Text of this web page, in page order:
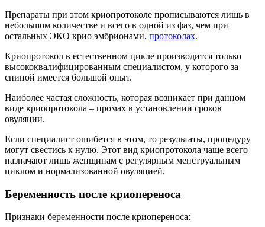
Препараты при этом криопротоколе прописываются лишь в
небольшом количестве и всего в одной из фаз, чем при
остальных ЭКО крио эмбрионами, протоколах.
Криопротокол в естественном цикле производится только
высококвалифицированным специалистом, у которого за
спиной имеется большой опыт.
Наиболее частая сложность, которая возникает при данном
виде криопротокола – промах в установлении сроков
овуляции.
Если специалист ошибется в этом, то результаты, процедуру
могут свестись к нулю. Этот вид криопротокола чаще всего
назначают лишь женщинам с регулярным менструальным
циклом и нормализованной овуляцией.
Беременность после криопереноса
Признаки беременности после криопереноса: